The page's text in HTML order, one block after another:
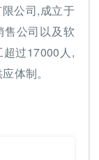
公司,成立于
售公司以及软
过17000人,
体制。